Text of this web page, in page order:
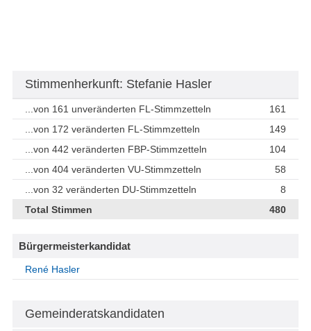
Stimmenherkunft: Stefanie Hasler
...von 161 unveränderten FL-Stimmzetteln
161
...von 172 veränderten FL-Stimmzetteln
149
...von 442 veränderten FBP-Stimmzetteln
104
...von 404 veränderten VU-Stimmzetteln
58
...von 32 veränderten DU-Stimmzetteln
8
Total Stimmen
480
Bürgermeisterkandidat
René Hasler
Gemeinderatskandidaten